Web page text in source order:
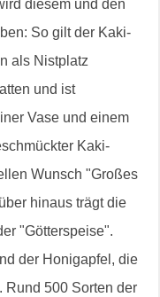
diesem und den
So gilt der Kaki-
als Nistplatz
und ist
Vase und einem
Kaki-
Wunsch "Großes
hinaus trägt die
"Götterspeise".
der Honigapfel, die
Rund 500 Sorten der